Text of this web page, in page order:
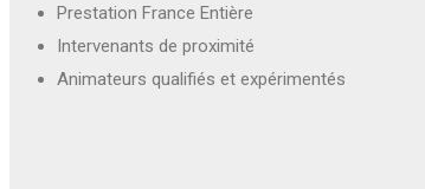
Prestation France Entière
Intervenants de proximité
Animateurs qualifiés et expérimentés